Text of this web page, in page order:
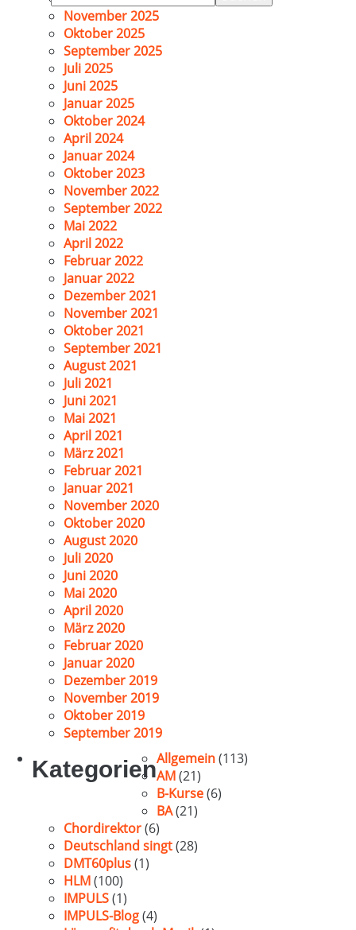
nach:
November 2025
Oktober 2025
September 2025
Juli 2025
Juni 2025
Januar 2025
Oktober 2024
April 2024
Januar 2024
Oktober 2023
November 2022
September 2022
Mai 2022
April 2022
Februar 2022
Januar 2022
Dezember 2021
November 2021
Oktober 2021
September 2021
August 2021
Juli 2021
Juni 2021
Mai 2021
April 2021
März 2021
Februar 2021
Januar 2021
November 2020
Oktober 2020
August 2020
Juli 2020
Juni 2020
Mai 2020
April 2020
März 2020
Februar 2020
Januar 2020
Dezember 2019
November 2019
Oktober 2019
September 2019
KategorienAllgemein(113)
AM(21)
B-Kurse(6)
BA(21)
Chordirektor(6)
Deutschland singt(28)
DMT60plus(1)
HLM(100)
IMPULS(1)
IMPULS-Blog(4)